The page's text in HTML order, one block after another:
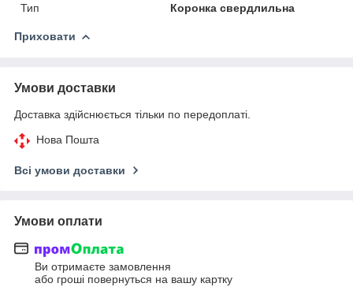
Тип
Коронка свердлильна
Приховати
Умови доставки
Доставка здійснюється тільки по передоплаті.
Нова Пошта
Всі умови доставки
Умови оплати
Ви отримаєте замовлення
або гроші повернуться на вашу картку